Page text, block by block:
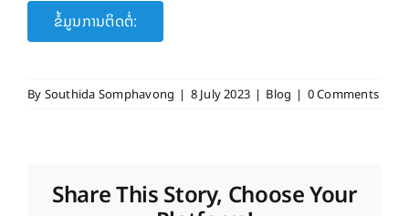
ຂໍ້ມູນການຕິດຕໍ່:
BySouthida Somphavong | 8 July 2023 | Blog | 0 Comments
Share This Story, Choose Your